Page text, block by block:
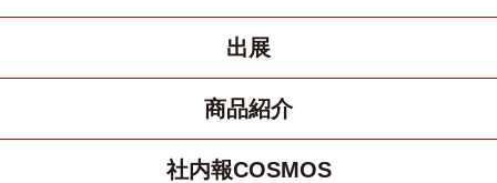
出展
商品紹介
社内報COSMOS